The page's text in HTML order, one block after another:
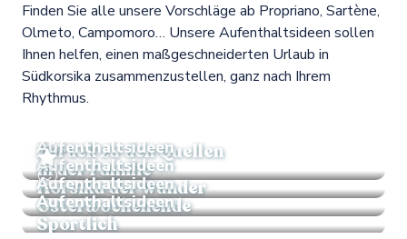
Finden Sie alle unsere Vorschläge ab Propriano, Sartène,
Olmeto, Campomoro… Unsere Aufenthaltsideen sollen
Ihnen helfen, einen maßgeschneiderten Urlaub in
Südkorsika zusammenzustellen, ganz nach Ihrem
Rhythmus.
Zurück zu den Quellen
Aufenthaltsideen
In der Familie
Aufenthaltsideen
Korsika der Wunder
Aufenthaltsideen
Osterwochenende
Aufenthaltsideen
Sportlich